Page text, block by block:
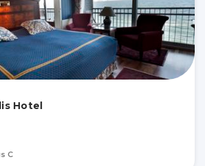
Hotel
C